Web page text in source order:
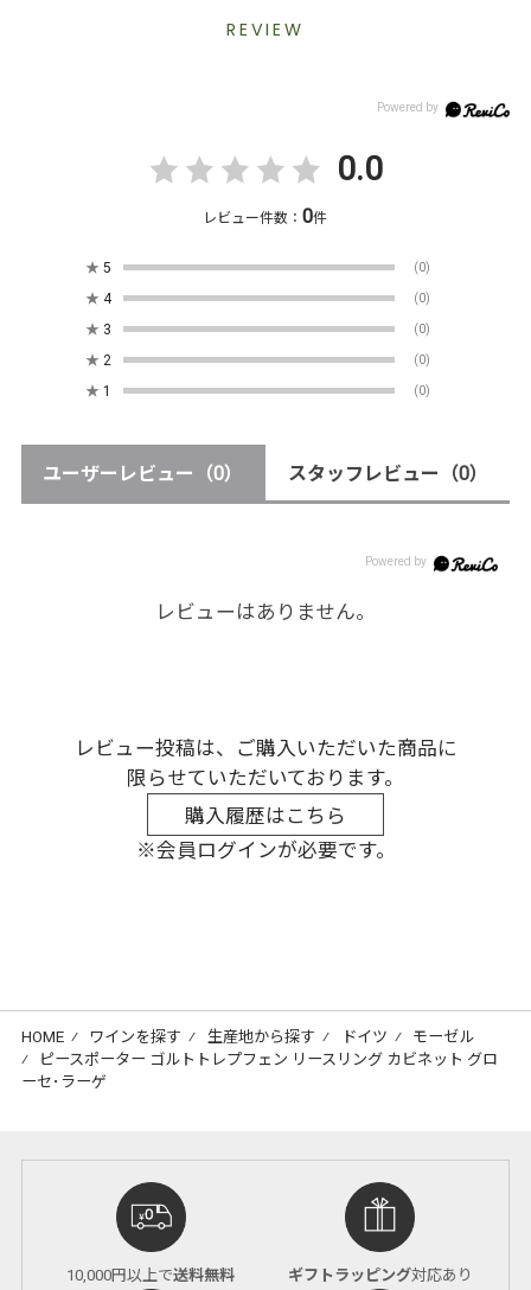
REVIEW
0.0
レビュー件数：0件
★ 5 (0)
★ 4 (0)
★ 3 (0)
★ 2 (0)
★ 1 (0)
ユーザーレビュー （0） スタッフレビュー （0）
レビューはありません。
レビュー投稿は、ご購入いただいた商品に
限らせていただいております。
購入履歴はこちら
※会員ログインが必要です。
HOME ⁄ ワインを探す ⁄ 生産地から探す ⁄ ドイツ ⁄ モーゼル
⁄ ピースポーター ゴルトトレプフェン リースリング カビネット グロ
ーセ･ラーゲ
10,000円以上で送料無料 ギフトラッピング対応あり